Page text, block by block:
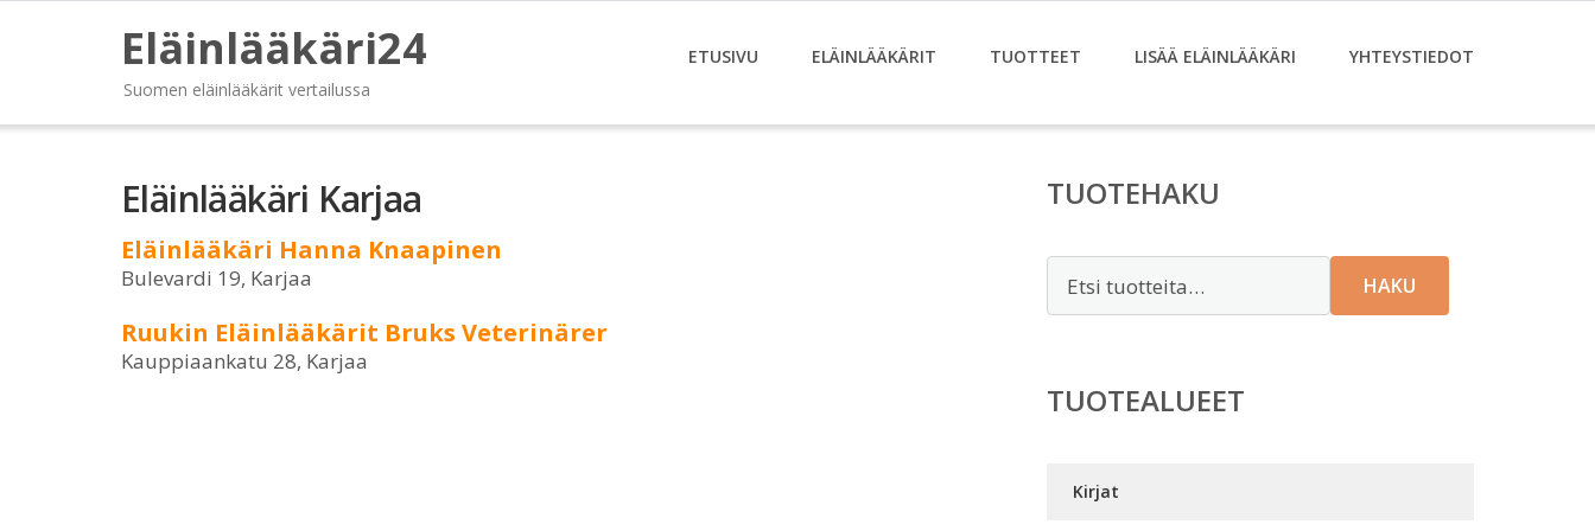
Eläinlääkäri24
Suomen eläinlääkärit vertailussa
ETUSIVU ELÄINLÄÄKÄRIT TUOTTEET LISÄÄ ELÄINLÄÄKÄRI YHTEYSTIEDOT
Eläinlääkäri Karjaa
Eläinlääkäri Hanna Knaapinen
Bulevardi 19, Karjaa
Ruukin Eläinlääkärit Bruks Veterinärer
Kauppiaankatu 28, Karjaa
TUOTEHAKU
HAKU
TUOTEALUEET
Kirjat